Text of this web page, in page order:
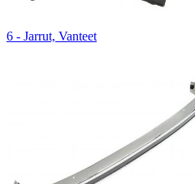
6 - Jarrut, Vanteet